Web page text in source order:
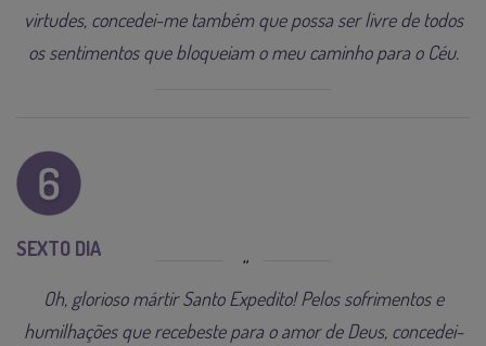
virtudes, concedei-me também que possa ser livre de todos
os sentimentos que bloqueiam o meu caminho para o Céu.
SEXTO DIA
Oh, glorioso mártir Santo Expedito! Pelos sofrimentos e
humilhações que recebeste para o amor de Deus, concedei-